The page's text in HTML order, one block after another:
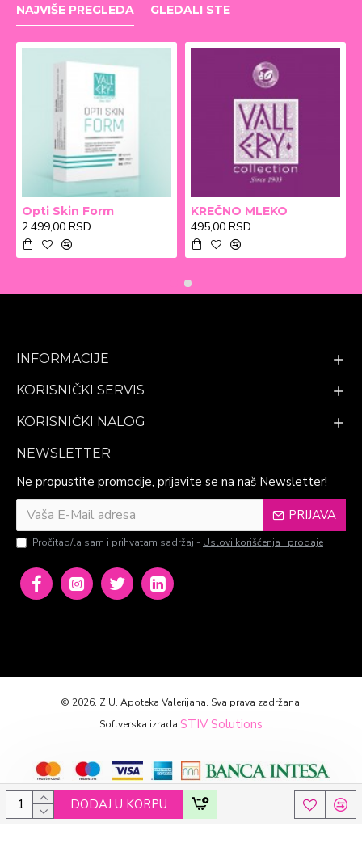
DODAJ U KORPU
NAJVIŠE PREGLEDA GLEDALI STE
Opti Skin Form
2.499,00 RSD
KREČNO MLEKO
495,00 RSD
INFORMACIJE
KORISNIČKI SERVIS
KORISNIČKI NALOG
NEWSLETTER
Ne propustite promocije, prijavite se na naš Newsletter!
PRIJAVA
Pročitao/la sam i prihvatam sadržaj - Uslovi korišćenja i prodaje
© 2026. Z.U. Apoteka Valerijana. Sva prava zadržana.
Softverska izrada STIV Solutions